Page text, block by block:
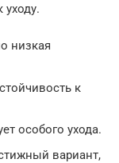
низкая
к
особого ухода.
вариант,